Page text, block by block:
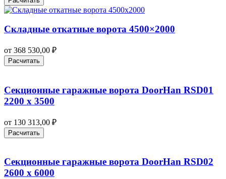
Складные откатные ворота 4500×2000
от 368 530,00 ₽
Расчитать
Секционные гаражные ворота DoorHan RSD01
2200 х 3500
от 130 313,00 ₽
Расчитать
Секционные гаражные ворота DoorHan RSD02
2600 х 6000